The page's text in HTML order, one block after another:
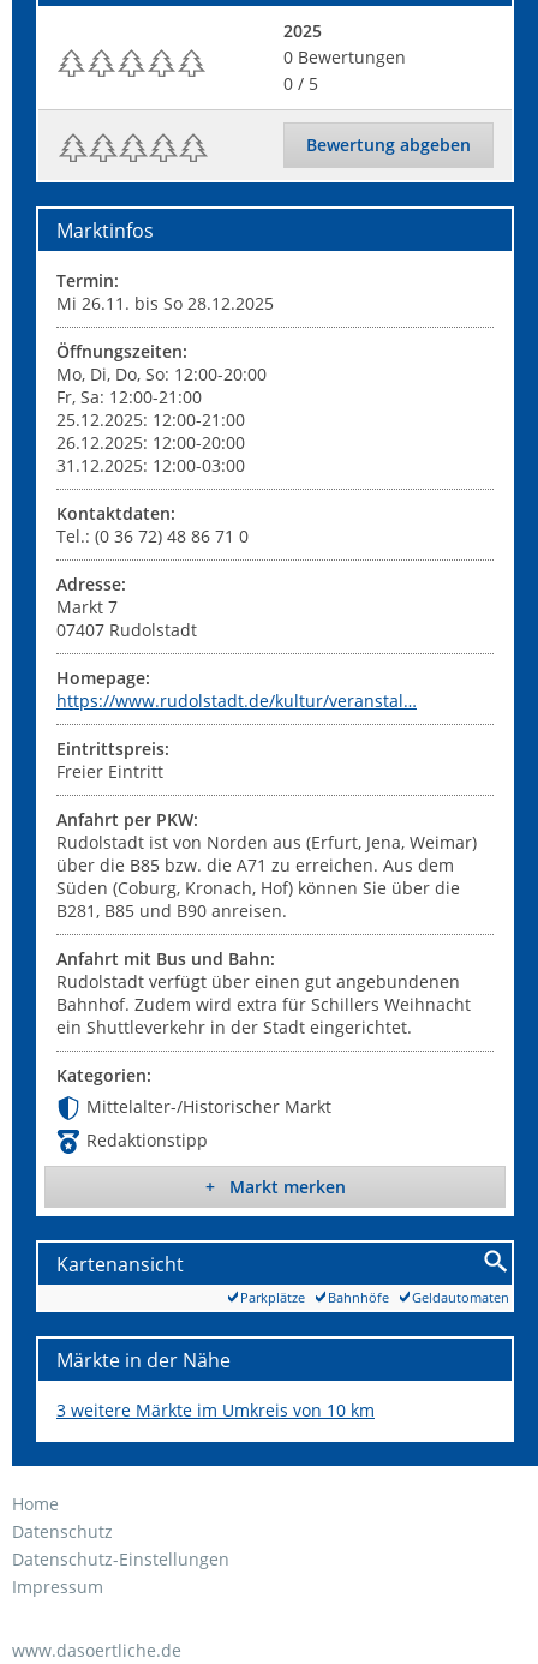
2025
0 Bewertungen
0 / 5
Bewertung abgeben
Marktinfos
Termin:
Mi 26.11. bis So 28.12.2025
Öffnungszeiten:
Mo, Di, Do, So: 12:00-20:00
Fr, Sa: 12:00-21:00
25.12.2025: 12:00-21:00
26.12.2025: 12:00-20:00
31.12.2025: 12:00-03:00
Kontaktdaten:
Tel.: (0 36 72) 48 86 71 0
Adresse:
Markt 7
07407 Rudolstadt
Homepage:
https://www.rudolstadt.de/kultur/veranstal…
Eintrittspreis:
Freier Eintritt
Anfahrt per PKW:
Rudolstadt ist von Norden aus (Erfurt, Jena, Weimar)
über die B85 bzw. die A71 zu erreichen. Aus dem
Süden (Coburg, Kronach, Hof) können Sie über die
B281, B85 und B90 anreisen.
Anfahrt mit Bus und Bahn:
Rudolstadt verfügt über einen gut angebundenen
Bahnhof. Zudem wird extra für Schillers Weihnacht
ein Shuttleverkehr in der Stadt eingerichtet.
Kategorien:
Mittelalter-/Historischer Markt
Redaktionstipp
+ Markt merken
Kartenansicht
Geldautomaten
Bahnhöfe
Parkplätze
Märkte in der Nähe
3 weitere Märkte im Umkreis von 10 km
Home
Datenschutz
Datenschutz-Einstellungen
Impressum
www.dasoertliche.de